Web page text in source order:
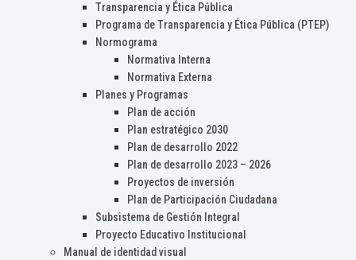
Transparencia y Ética Pública
Programa de Transparencia y Ética Pública (PTEP)
Normograma
Normativa Interna
Normativa Externa
Planes y Programas
Plan de acción
Plan estratégico 2030
Plan de desarrollo 2022
Plan de desarrollo 2023 – 2026
Proyectos de inversión
Plan de Participación Ciudadana
Subsistema de Gestión Integral
Proyecto Educativo Institucional
Manual de identidad visual